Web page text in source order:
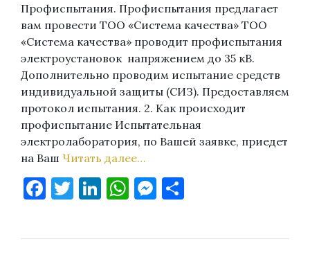
Профиспытания. Профиспытания предлагает
вам провести ТОО «Система качества» ТОО
«Система качества» проводит профиспытания
электроустановок напряжением до 35 кВ.
Дополнительно проводим испытание средств
индивидуальной защиты (СИЗ). Предоставляем
протокол испытания. 2. Как происходит
профиспытание Испытательная
электролаборатория, по Вашей заявке, приедет
на Ваш Читать далее…
Facebook
Twitter
LinkedIn
WhatsApp
Messenger